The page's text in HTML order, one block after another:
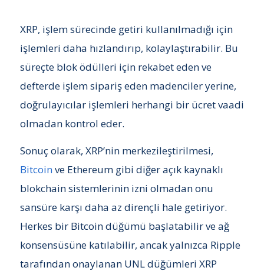
XRP, işlem sürecinde getiri kullanılmadığı için
işlemleri daha hızlandırıp, kolaylaştırabilir. Bu
süreçte blok ödülleri için rekabet eden ve
defterde işlem sipariş eden madenciler yerine,
doğrulayıcılar işlemleri herhangi bir ücret vaadi
olmadan kontrol eder.
Sonuç olarak, XRP’nin merkezileştirilmesi,
Bitcoinve Ethereum gibi diğer açık kaynaklı
blokchain sistemlerinin izni olmadan onu
sansüre karşı daha az dirençli hale getiriyor.
Herkes bir Bitcoin düğümü başlatabilir ve ağ
konsensüsüne katılabilir, ancak yalnızca Ripple
tarafından onaylanan UNL düğümleri XRP